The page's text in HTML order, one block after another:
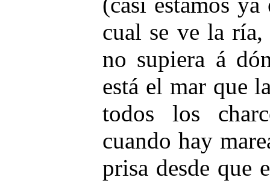
cual se ve la
no supiera á
está el mar que
todos los
cuando hay
prisa desde que